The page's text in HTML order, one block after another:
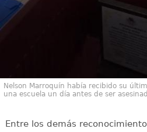
Nelson Marroquín había recibido su
una escuela un día antes de ser
Entre los demás